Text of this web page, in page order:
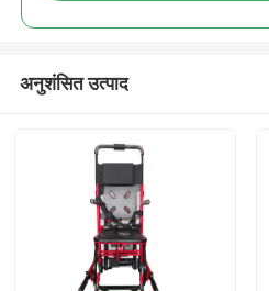
अनुशंसित उत्पाद